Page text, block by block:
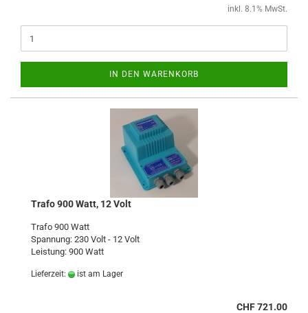
inkl. 8.1% MwSt.
IN DEN WARENKORB
Trafo 900 Watt, 12 Volt
Trafo 900 Watt
Spannung: 230 Volt - 12 Volt
Leistung: 900 Watt
Lieferzeit: ist am Lager
CHF 721.00